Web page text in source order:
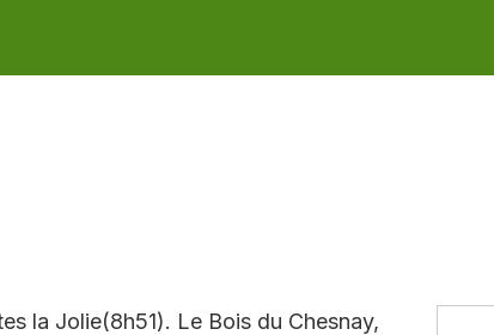
la Jolie(8h51). Le Bois du Chesnay,